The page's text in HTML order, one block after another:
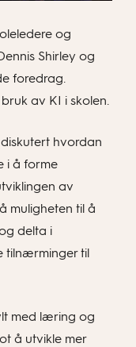
og
Shirley og
foredrag.
av KI i skolen.
hvordan
i å forme
av
muligheten til å
delta i
tilnærminger til
med læring og
å utvikle mer